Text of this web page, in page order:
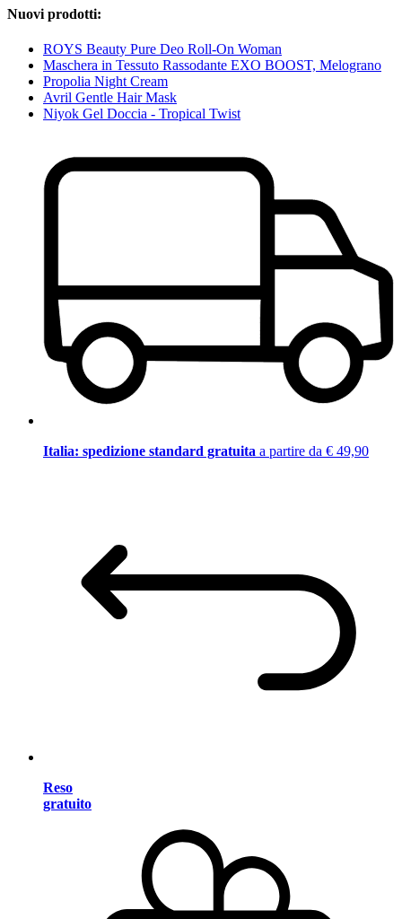
Nuovi prodotti:
ROYS Beauty Pure Deo Roll-On Woman
Maschera in Tessuto Rassodante EXO BOOST, Melograno
Propolia Night Cream
Avril Gentle Hair Mask
Niyok Gel Doccia - Tropical Twist
Italia: spedizione standard gratuita a partire da € 49,90
Reso
gratuito